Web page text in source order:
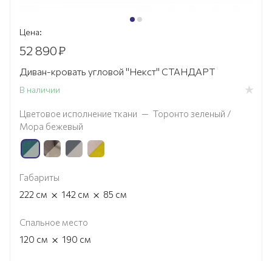
Цена:
52 890₽
Диван-кровать угловой "Некст" СТАНДАРТ
В наличии
Цветовое исполнение ткани — Торонто зеленый /
Мора бежевый
Габариты
222 см × 142 см × 85 см
Спальное место
120 см × 190 см